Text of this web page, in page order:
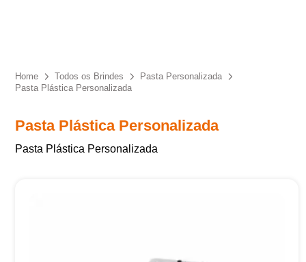
Home Todos os Brindes
Pasta Personalizada
Pasta Plástica Personalizada
Pasta Plástica Personalizada
Pasta Plástica Personalizada
sua privacidade, utilizaremos seus dados apenas para fins
de marketing. Você pode alterar suas preferências a
qualquer momento.